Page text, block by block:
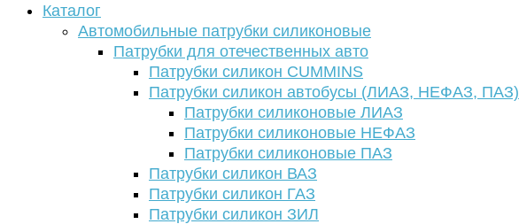
Каталог
Автомобильные патрубки силиконовые
Патрубки для отечественных авто
Патрубки силикон CUMMINS
Патрубки силикон автобусы (ЛИАЗ, НЕФАЗ, ПАЗ)
Патрубки силиконовые ЛИАЗ
Патрубки силиконовые НЕФАЗ
Патрубки силиконовые ПАЗ
Патрубки силикон ВАЗ
Патрубки силикон ГАЗ
Патрубки силикон ЗИЛ